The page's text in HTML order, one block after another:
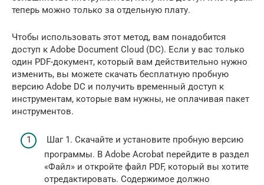
теперь можно только за отдельную плату.
Чтобы использовать этот метод, вам понадобится
доступ к Adobe Document Cloud (DC). Если у вас только
один PDF-документ, который вам действительно нужно
изменить, вы можете скачать бесплатную пробную
версию Adobe DC и получить временный доступ к
инструментам, которые вам нужны, не оплачивая пакет
инструментов.
Шаг 1. Скачайте и установите пробную версию
программы. В Adobe Acrobat перейдите в раздел
«Файл» и откройте файл PDF, который вы хотите
отредактировать. Содержимое должно